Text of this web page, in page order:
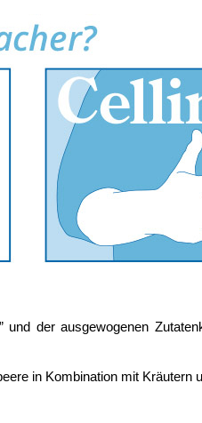
der ausgewogenen
in Kombination mit Kräutern